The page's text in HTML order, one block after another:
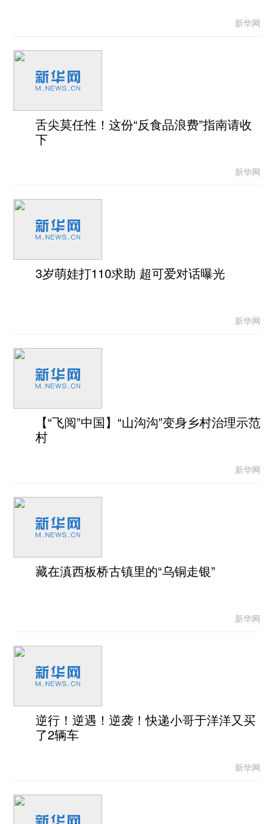
新华网
舌尖莫任性！这份“反食品浪费”指南请收
下
新华网
3岁萌娃打110求助 超可爱对话曝光
新华网
【“飞阅”中国】“山沟沟”变身乡村治理示范
村
新华网
藏在滇西板桥古镇里的“乌铜走银”
新华网
逆行！逆遇！逆袭！快递小哥于洋洋又买
了2辆车
新华网